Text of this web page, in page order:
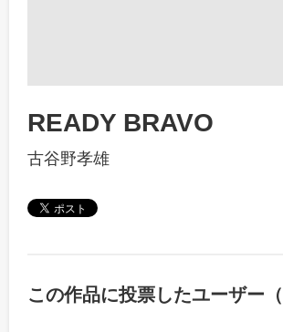
READY BRAVO
古谷野孝雄
この作品に投票したユーザー（